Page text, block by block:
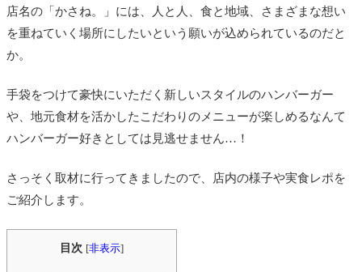
店名の「かさね。」には、人と人、食と地域、さまざまな想い
を重ねていく場所にしたいという願いが込められているのだと
か。
手袋をつけて豪快にいただく新しいスタイルのハンバーガー
や、地元食材を活かしたこだわりのメニューが楽しめるなんて
ハンバーガー好きとしては見逃せません…！
さっそく取材に行ってきましたので、店内の様子や実食レポを
ご紹介します。
目次 [非表示]